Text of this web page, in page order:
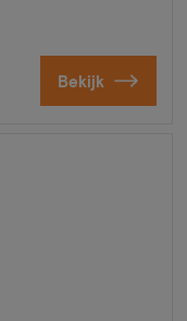
Bekijk